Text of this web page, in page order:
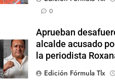
0
Aprueban
alcalde acusado
la periodista
Edición Fórmula Tlx